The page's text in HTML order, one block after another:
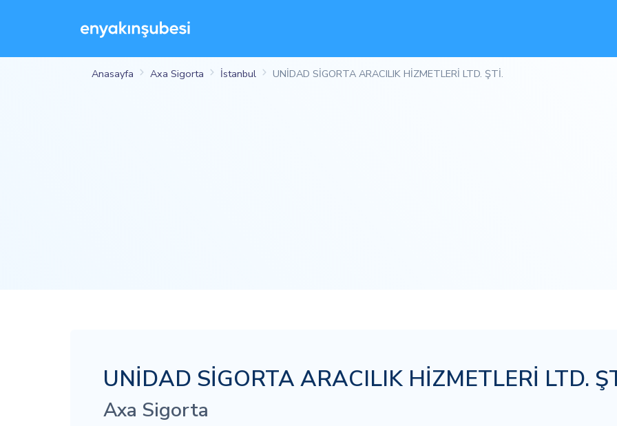
Anasayfa Axa Sigorta İstanbul UNİDAD SİGORTA ARACILIK HİZMETLERİ LTD. ŞTİ.
UNİDAD SİGORTA ARACILIK HİZMETLERİ LTD.
Axa Sigorta